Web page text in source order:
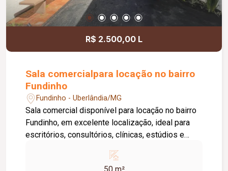
R$ 2.500,00 L
Sala comercialpara locação no bairro
Fundinho
Fundinho - Uberlândia/MG
Sala comercial disponível para locação no bairro
Fundinho, em excelente localização, ideal para
escritórios, consultórios, clínicas, estúdios e
aproximadamente 50 m², forro em gesso, copa,